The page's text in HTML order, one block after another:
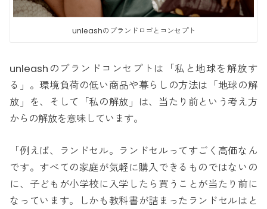
unleashのブランドロゴとコンセプト
unleashのブランドコンセプトは「私と地球を解放す
る」。環境負荷の低い商品や暮らしの方法は「地球の解
放」を、そして「私の解放」は、当たり前という考え方
からの解放を意味しています。
「例えば、ランドセル。ランドセルってすごく高価なん
です。すべての家庭が気軽に購入できるものではないの
に、子どもが小学校に入学したら買うことが当たり前に
なっています。しかも教科書が詰まったランドセルはと